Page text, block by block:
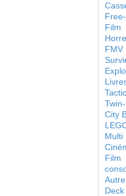
Film
FMV
City
Multi
Film
Autre